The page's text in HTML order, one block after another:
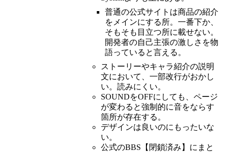
普通の公式サイトは商品の紹介
をメインにする所。一番下か、
そもそも目立つ所に載せない。
開発者の自己主張の激しさを物
語っていると言える。
ストーリーやキャラ紹介の説明
文において、一部改行がおかし
い。読みにくい。
SOUNDをOFFにしても、ページ
が変わると強制的に音をならす
箇所が存在する。
デザインは良いのにもったいな
い。
公式のBBS【閉鎖済み】にまと